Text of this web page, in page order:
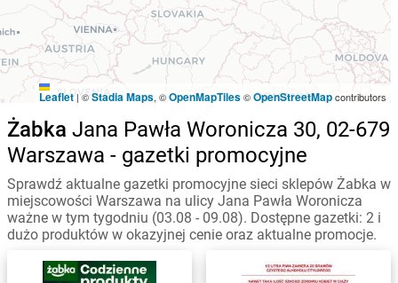
Leaflet |©Stadia Maps, ©OpenMapTiles©OpenStreetMapcontributors
Żabka Jana Pawła Woronicza 30, 02-679
Warszawa - gazetki promocyjne
Sprawdź aktualne gazetki promocyjne sieci sklepów Żabka w
miejscowości Warszawa na ulicy Jana Pawła Woronicza
ważne w tym tygodniu (03.08 - 09.08). Dostępne gazetki: 2 i
dużo produktów w okazyjnej cenie oraz aktualne promocje.